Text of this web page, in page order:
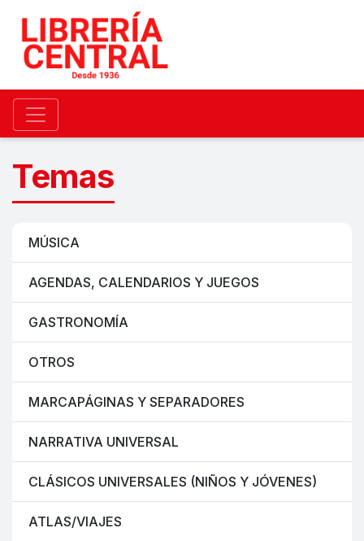
Temas
MÚSICA
AGENDAS, CALENDARIOS Y JUEGOS
GASTRONOMÍA
OTROS
MARCAPÁGINAS Y SEPARADORES
NARRATIVA UNIVERSAL
CLÁSICOS UNIVERSALES (NIÑOS Y JÓVENES)
ATLAS/VIAJES